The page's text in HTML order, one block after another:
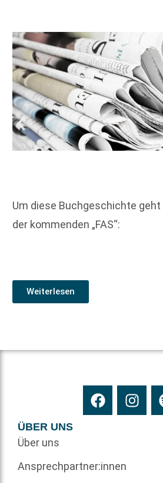
Um diese Buchgeschichte
der kommenden „FAS“:
Weiterlesen
ÜBER UNS
Über uns
Ansprechpartner:innen